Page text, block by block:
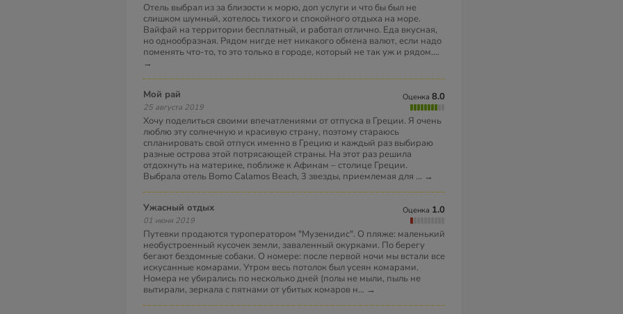
Отель выбрал из за близости к морю, доп услуги и что бы был не
слишком шумный, хотелось тихого и спокойного отдыха на море.
Вайфай на территории бесплатный, и работал отлично. Еда вкусная,
но однообразная. Рядом нигде нет никакого обмена валют, если надо
поменять что-то, то это только в городе, который не так уж и рядом....
→
Мой рай
25 августа 2019
Оценка
8.0
Хочу поделиться своими впечатлениями от отпуска в Греции. Я очень
люблю эту солнечную и красивую страну, поэтому стараюсь
спланировать свой отпуск именно в Грецию и каждый раз выбираю
разные острова этой потрясающей страны. На этот раз решила
отдохнуть на материке, поближе к Афинам – столице Греции.
Выбрала отель Bomo Calamos Beach, 3 звезды, приемлемая для ... →
Ужасный отдых
01 июня 2019
Оценка
1.0
Путевки продаются туроператором "Музенидис". О пляже: маленький
необустроенный кусочек земли, заваленный окурками. По берегу
бегают бездомные собаки. О номере: после первой ночи мы встали все
искусанные комарами. Утром весь потолок был усеян комарами.
Номера не убирались по несколько дней (полы не мыли, пыль не
вытирали, зеркала с пятнами от убитых комаров н... →